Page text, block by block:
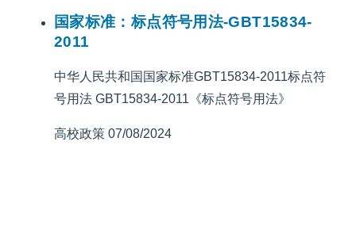
国家标准：标点符号用法-GBT15834-
2011
中华人民共和国国家标准GBT15834-2011标点符
号用法 GBT15834-2011《标点符号用法》
高校政策 07/08/2024